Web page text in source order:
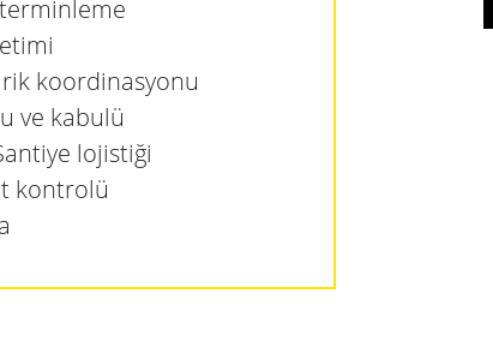
koordinasyonu
ve kabulü
lojistiği
kontrolü